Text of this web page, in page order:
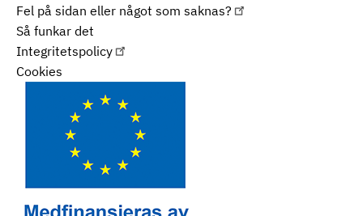
Fel på sidan eller något som saknas?
Så funkar det
Integritetspolicy
Cookies